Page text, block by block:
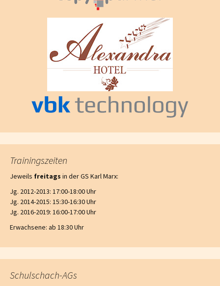
Trainingszeiten
Jeweils freitags in der GS Karl Marx:
Jg. 2012-2013: 17:00-18:00 Uhr
Jg. 2014-2015: 15:30-16:30 Uhr
Jg. 2016-2019: 16:00-17:00 Uhr
Erwachsene: ab 18:30 Uhr
Schulschach-AGs